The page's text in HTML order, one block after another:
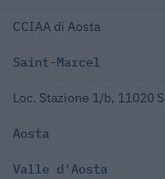
CCIAA di Aosta
Saint-Marcel
Loc. Stazione 1/b, 11020
Aosta
Valle d'Aosta